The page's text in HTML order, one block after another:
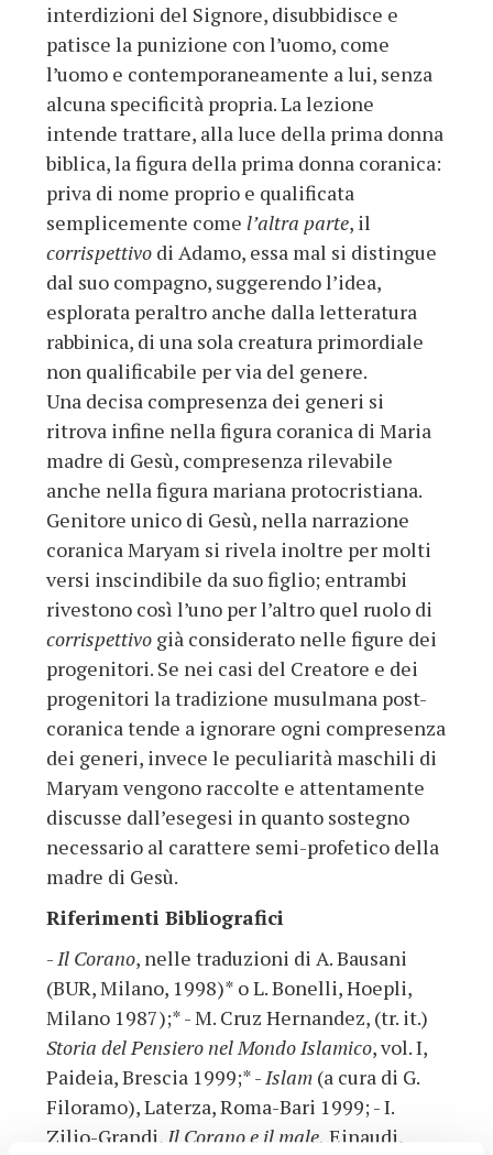
interdizioni del Signore, disubbidisce e
patisce la punizione con l’uomo, come
l’uomo e contemporaneamente a lui, senza
alcuna specificità propria. La lezione
intende trattare, alla luce della prima donna
biblica, la figura della prima donna coranica:
priva di nome proprio e qualificata
semplicemente come l’altra parte, il
corrispettivo di Adamo, essa mal si distingue
dal suo compagno, suggerendo l’idea,
esplorata peraltro anche dalla letteratura
rabbinica, di una sola creatura primordiale
non qualificabile per via del genere.
Una decisa compresenza dei generi si
ritrova infine nella figura coranica di Maria
madre di Gesù, compresenza rilevabile
anche nella figura mariana protocristiana.
Genitore unico di Gesù, nella narrazione
coranica Maryam si rivela inoltre per molti
versi inscindibile da suo figlio; entrambi
rivestono così l’uno per l’altro quel ruolo di
corrispettivo già considerato nelle figure dei
progenitori. Se nei casi del Creatore e dei
progenitori la tradizione musulmana post-
coranica tende a ignorare ogni compresenza
dei generi, invece le peculiarità maschili di
Maryam vengono raccolte e attentamente
discusse dall’esegesi in quanto sostegno
necessario al carattere semi-profetico della
madre di Gesù.
Riferimenti Bibliografici
-Il Corano, nelle traduzioni di A. Bausani
(BUR, Milano, 1998)* o L. Bonelli, Hoepli,
Milano 1987);* - M. Cruz Hernandez, (tr. it.)
Storia del Pensiero nel Mondo Islamico, vol. I,
Paideia, Brescia 1999;* -Islam (a cura di G.
Filoramo), Laterza, Roma-Bari 1999; - I.
Zilio-Grandi, Il Corano e il male, Einaudi,